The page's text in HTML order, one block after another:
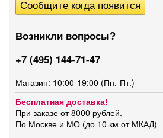
Возникли вопросы?
+7 (495) 144-71-47
Магазин: 10:00-19:00 (Пн.-Пт.)
Бесплатная доставка!
При заказе от 8000 рублей.
По Москве и МО (до 10 км от МКАД)